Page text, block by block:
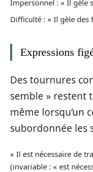
Impersonnel : « Il gèle
Difficulté : « Il gèle des
Expressions
Des tournures
semble » restent
même lorsqu’un
subordonnée les
« Il est nécessaire de
(invariable : « est